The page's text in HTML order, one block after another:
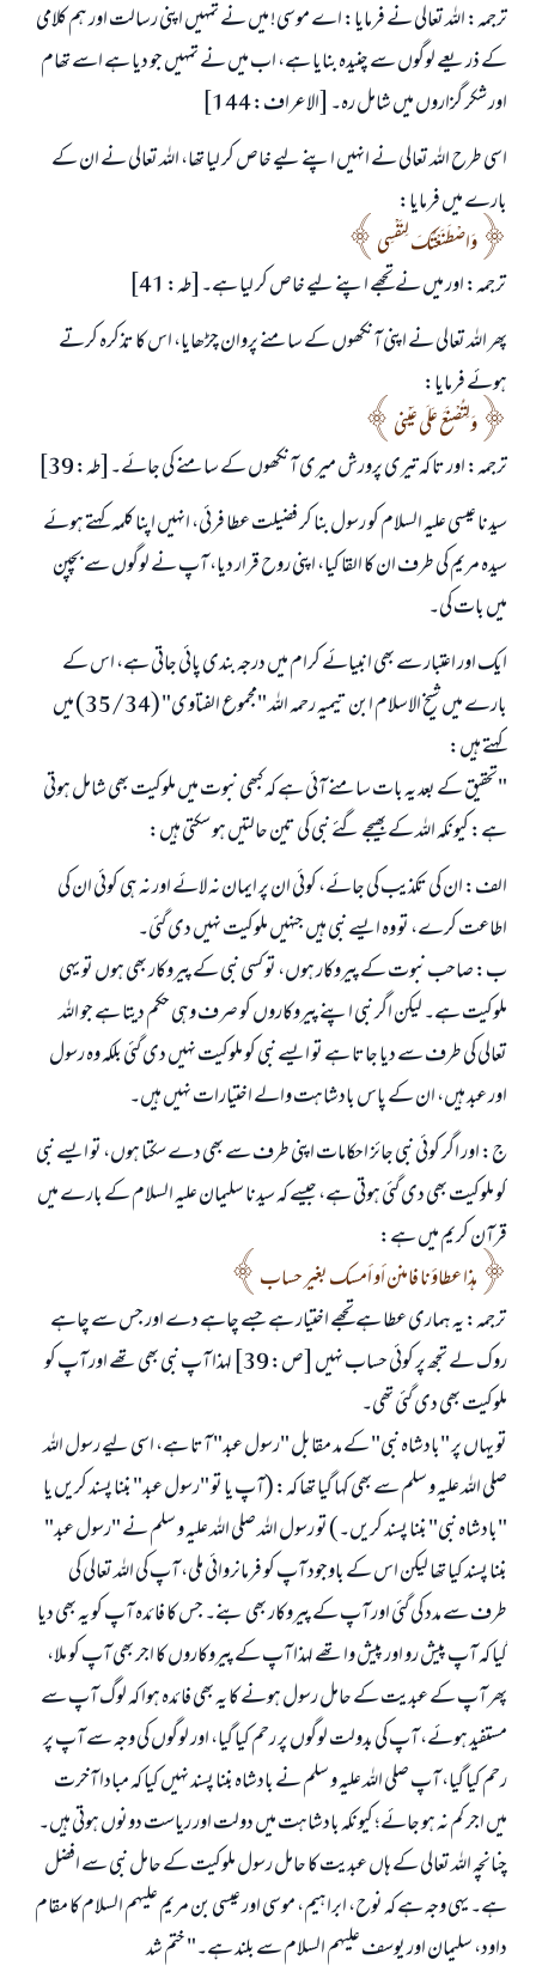
ترجمہ: اللہ تعالی نے فرمایا: اے موسی! میں نے تمہیں اپنی رسالت اور ہم کلامی
کے ذریعے لوگوں سے چنیدہ بنایا ہے، اب میں نے تمہیں جو دیا ہے اسے تھام
اور شکر گزاروں میں شامل رہ۔ [الاعراف: 144]
اسی طرح اللہ تعالی نے انہیں اپنے لیے خاص کر لیا تھا، اللہ تعالی نے ان کے
بارے میں فرمایا:
وَاصْطَنَعْتُكَ لِنَفْسِي
ترجمہ: اور میں نے تجھے اپنے لیے خاص کر لیا ہے۔[طہ: 41]
پھر اللہ تعالی نے اپنی آنکھوں کے سامنے پروان چڑھایا، اس کا تذکرہ کرتے
ہوئے فرمایا:
وَلِتُصْنَعَ عَلَى عَيْنِي
ترجمہ: اور تا کہ تیری پرورش میری آنکھوں کے سامنے کی جائے۔[طہ: 39]
سیدنا عیسی علیہ السلام کو رسول بنا کر فضیلت عطا فرئی، انہیں اپنا کلمہ کہتے ہوئے
سیدہ مریم کی طرف ان کا القا کیا، اپنی روح قرار دیا، آپ نے لوگوں سے بچپن
میں بات کی۔
ایک اور اعتبار سے بھی انبیائے کرام میں درجہ بندی پائی جاتی ہے، اس کے
بارے میں شیخ الاسلام ابن تیمیہ رحمہ اللہ "مجموع الفتاوى" (35/34) میں
کہتے ہیں:
"تحقیق کے بعد یہ بات سامنے آئی ہے کہ کبھی نبوت میں ملوکیت بھی شامل ہوتی
ہے: کیونکہ اللہ کے بھیجے گئے نبی کی تین حالتیں ہو سکتی ہیں:
الف: ان کی تکذیب کی جائے، کوئی ان پر ایمان نہ لائے اور نہ ہی کوئی ان کی
اطاعت کرے، تو وہ ایسے نبی ہیں جنہیں ملوکیت نہیں دی گئی۔
ب: صاحب نبوت کے پیروکار ہوں، تو کسی نبی کے پیروکار بھی ہوں تو یہی
ملوکیت ہے۔ لیکن اگر نبی اپنے پیروکاروں کو صرف وہی حکم دیتا ہے جو اللہ
تعالی کی طرف سے دیا جاتا ہے تو ایسے نبی کو ملوکیت نہیں دی گئی بلکہ وہ رسول
اور عبد ہیں، ان کے پاس بادشاہت والے اختیارات نہیں ہیں۔
ج: اور اگر کوئی نبی جائز احکامات اپنی طرف سے بھی دے سکتا ہوں، تو ایسے نبی
کو ملوکیت بھی دی گئی ہوتی ہے، جیسے کہ سیدنا سلیمان علیہ السلام کے بارے میں
قرآن کریم میں ہے:
هذا عطاؤنا فامنن أو أمسك بغير حساب
ترجمہ: یہ ہماری عطا ہے تجھے اختیار ہے جسے چاہے دے اور جس سے چاہے
روک لے تجھ پر کوئی حساب نہیں [ص: 39] لہذا آپ نبی بھی تھے اور آپ کو
ملوکیت بھی دی گئی تھی۔
تو یہاں پر "بادشاہ نبی" کے مد مقابل "رسول عبد" آتا ہے، اسی لیے رسول اللہ
صلی اللہ علیہ و سلم سے بھی کہا گیا تھا کہ: (آپ یا تو "رسول عبد" بننا پسند کریں یا
"بادشاہ نبی" بننا پسند کریں۔) تو رسول اللہ صلی اللہ علیہ و سلم نے "رسول عبد"
بننا پسند کیا تھا لیکن اس کے باوجود آپ کو فرمانروائی ملی، آپ کی اللہ تعالی کی
طرف سے مدد کی گئی اور آپ کے پیروکار بھی بنے۔ جس کا فائدہ آپ کو یہ بھی دیا
گیا کہ آپ پیش رو اور پیش وا تھے لہذا آپ کے پیروکاروں کا اجر بھی آپ کو ملا،
پھر آپ کے عبدیت کے حامل رسول ہونے کا یہ بھی فائدہ ہوا کہ لوگ آپ سے
مستفید ہوئے، آپ کی بدولت لوگوں پر رحم کیا گیا، اور لوگوں کی وجہ سے آپ پر
رحم کیا گیا، آپ صلی اللہ علیہ و سلم نے بادشاہ بننا پسند نہیں کیا کہ مبادا آخرت
میں اجر کم نہ ہو جائے؛ کیونکہ بادشاہت میں دولت اور ریاست دونوں ہوتی ہیں۔
چنانچہ اللہ تعالی کے ہاں عبدیت کا حامل رسول ملوکیت کے حامل نبی سے افضل
ہے۔ یہی وجہ ہے کہ نوح، ابراہیم، موسی اور عیسی بن مریم علیہم السلام کا مقام
داود، سلیمان اور یوسف علیہم السلام سے بلند ہے۔" ختم شد
جواب نمبر 110845 نے نکاح ٹوٹنے سے بچایا۔
امت مسلمہ کے واسطے جوابات پیش کرنے کے لیے ہماری مدد کریں
رسول اللہ صلی اللہ علیہ و سلم کا فرمان ہے:
نیکی کی رہنمائی کرنے والے کو بھی نیکی کرنے والے کے برابر اجر ملتا ہے۔
(مسلم : 1893)